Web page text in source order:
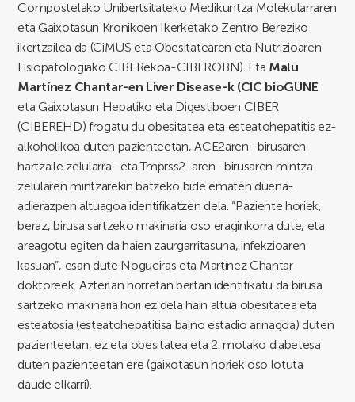
Compostelako Unibertsitateko Medikuntza Molekularraren
eta Gaixotasun Kronikoen Ikerketako Zentro Bereziko
ikertzailea da (CiMUS eta Obesitatearen eta Nutrizioaren
Fisiopatologiako CIBERekoa-CIBEROBN). Eta Malu
Martínez Chantar-en Liver Disease-k (CIC bioGUNE
eta Gaixotasun Hepatiko eta Digestiboen CIBER
(CIBEREHD) frogatu du obesitatea eta esteatohepatitis ez-
alkoholikoa duten pazienteetan, ACE2aren -birusaren
hartzaile zelularra- eta Tmprss2-aren -birusaren mintza
zelularen mintzarekin batzeko bide ematen duena-
adierazpen altuagoa identifikatzen dela. “Paziente horiek,
beraz, birusa sartzeko makinaria oso eraginkorra dute, eta
areagotu egiten da haien zaurgarritasuna, infekzioaren
kasuan”, esan dute Nogueiras eta Martínez Chantar
doktoreek. Azterlan horretan bertan identifikatu da birusa
sartzeko makinaria hori ez dela hain altua obesitatea eta
esteatosia (esteatohepatitisa baino estadio arinagoa) duten
pazienteetan, ez eta obesitatea eta 2. motako diabetesa
duten pazienteetan ere (gaixotasun horiek oso lotuta
daude elkarri).